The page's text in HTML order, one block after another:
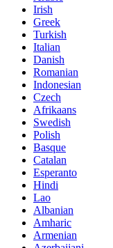
Irish
Greek
Turkish
Italian
Danish
Romanian
Indonesian
Czech
Afrikaans
Swedish
Polish
Basque
Catalan
Esperanto
Hindi
Lao
Albanian
Amharic
Armenian